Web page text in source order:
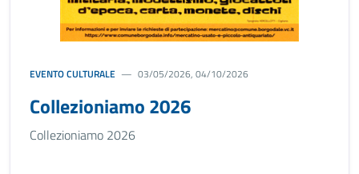
EVENTO CULTURALE 03/05/2026, 04/10/2026
Collezioniamo 2026
Collezioniamo 2026